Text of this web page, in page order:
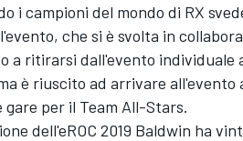
i campioni del mondo di RX
che si è svolta in
a ritirarsi dall'evento individuale
è riuscito ad arrivare
per il Team All-Stars.
dell'eROC 2019 Baldwin ha